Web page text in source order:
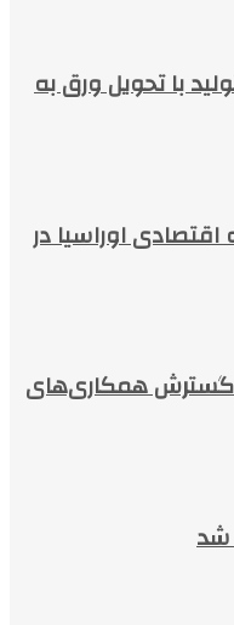
با تحویل ورق به
اقتصادی اوراسیا در
گسترش همکاری‌های
شد